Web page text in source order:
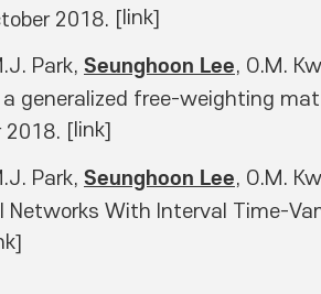
2018. [
link
Park, Seunghoon Lee, O.M.
a generalized free-weighting
[
link
Park, Seunghoon Lee, O.M.
Networks With Interval Time-